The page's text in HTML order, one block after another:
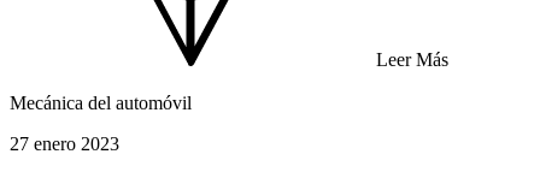
Leer Más
Mecánica del automóvil
27 enero 2023